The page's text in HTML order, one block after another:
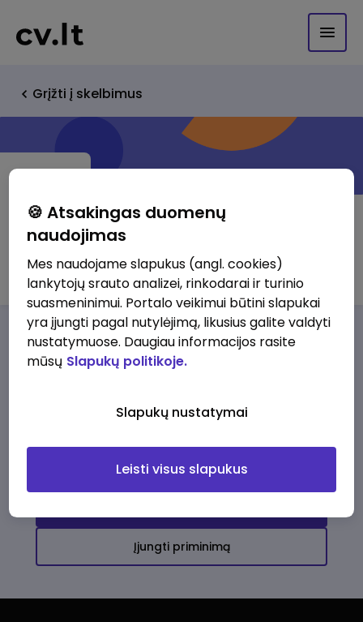
Grįžti į skelbimus
Krekenavos agrofirma, UAB
Darbo pasiūlymaiApie musPrivalumai
darbo pasiūlymų
Įjungti priminimą
🍪 Atsakingas duomenų
naudojimas
Mes naudojame slapukus (angl. cookies)
lankytojų srauto analizei, rinkodarai ir turinio
suasmeninimui. Portalo veikimui būtini slapukai
yra įjungti pagal nutylėjimą, likusius galite valdyti
nustatymuose. Daugiau informacijos rasite
mūsų Slapukų politikoje.
Slapukų nustatymai
Leisti visus slapukus